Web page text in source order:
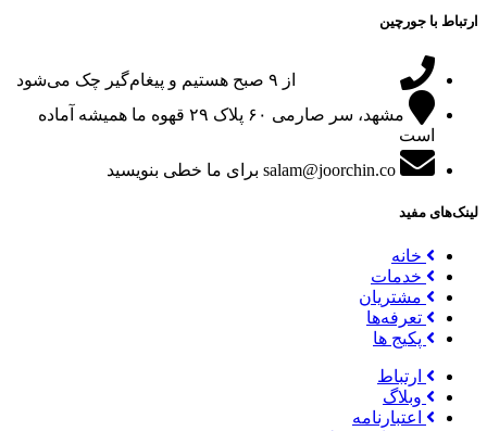
ارتباط با جورچین
از ۹ صبح هستیم و پیغام‌گیر چک می‌شود
مشهد، سر صارمی ۶۰ پلاک ۲۹
قهوه ما همیشه آماده
است
salam@joorchin.co برای ما خطی بنویسید
لینک‌های مفید
خانه
خدمات
مشتریان
تعرفه‌ها
پکیج ها
ارتباط
وبلاگ
اعتبارنامه